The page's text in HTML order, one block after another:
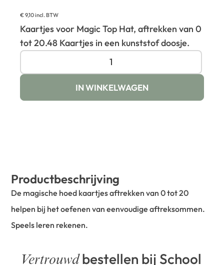
€9,10incl. BTW
Kaartjes voor Magic Top Hat, aftrekken van 0
tot 20.48 Kaartjes in een kunststof doosje.
IN WINKELWAGEN
Productbeschrijving
De magische hoed kaartjes aftrekken van 0 tot 20
helpen bij het oefenen van eenvoudige aftreksommen.
Speels leren rekenen.
Vertrouwdbestellen bij School